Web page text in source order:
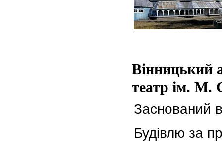
Вінницький
театр ім. М.
Заснований
Будівлю за